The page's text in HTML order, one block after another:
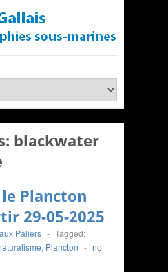
blackwater
Plancton
29-05-2025
Paliers - Tagged:
, Plancton - no